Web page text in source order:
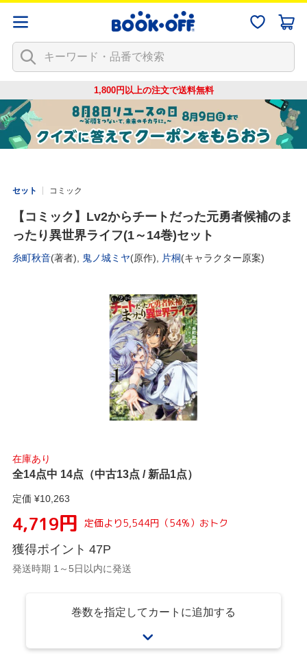
1,800円以上の注文で送料無料
セット コミック
【コミック】Lv2からチートだった元勇者候補のま
ったり異世界ライフ(1～14巻)セット
糸町秋音(著者), 鬼ノ城ミヤ(原作), 片桐(キャラクター原案)
在庫あり
全14点中 14点（中古13点 / 新品1点）
定価 ¥10,263
4,719円 定価より5,544円 （54%） おトク
獲得ポイント 47P
発送時期 1～5日以内に発送
巻数を指定してカートに追加する